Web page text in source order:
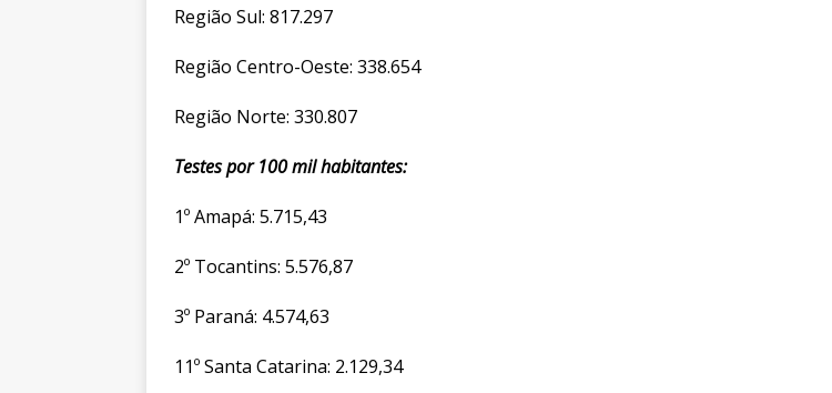
Região Sul: 817.297
Região Centro-Oeste: 338.654
Região Norte: 330.807
Testes por 100 mil habitantes:
1º Amapá: 5.715,43
2º Tocantins: 5.576,87
3º Paraná: 4.574,63
11º Santa Catarina: 2.129,34